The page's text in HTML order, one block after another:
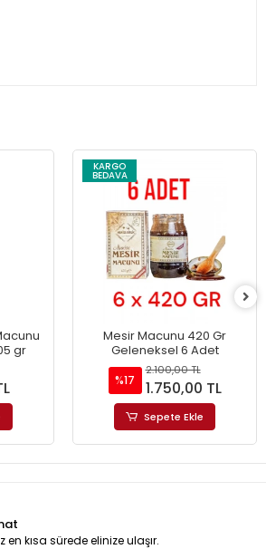
gr
KARGO
BEDAVA
Mesir Macunu 420 Gr
Geleneksel 6 Adet
%17
2.100,00 TL
1.750,00 TL
Sepete Ekle
en kısa sürede elinize ulaşır.